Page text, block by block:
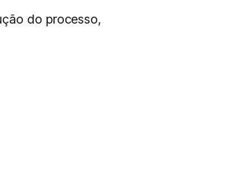
do processo,